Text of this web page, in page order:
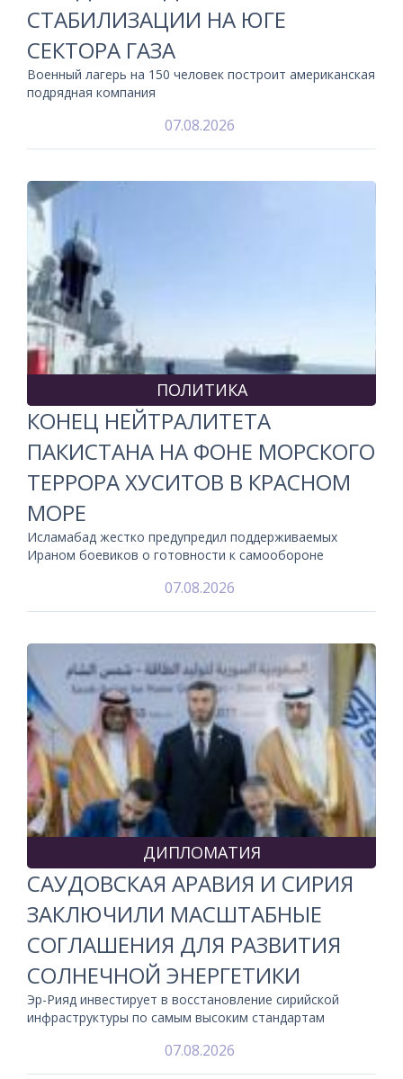
СТАБИЛИЗАЦИИ НА ЮГЕ
СЕКТОРА ГАЗА
Военный лагерь на 150 человек построит американская
подрядная компания
07.08.2026
ПОЛИТИКА
КОНЕЦ НЕЙТРАЛИТЕТА
ПАКИСТАНА НА ФОНЕ МОРСКОГО
ТЕРРОРА ХУСИТОВ В КРАСНОМ
МОРЕ
Исламабад жестко предупредил поддерживаемых
Ираном боевиков о готовности к самообороне
07.08.2026
ДИПЛОМАТИЯ
САУДОВСКАЯ АРАВИЯ И СИРИЯ
ЗАКЛЮЧИЛИ МАСШТАБНЫЕ
СОГЛАШЕНИЯ ДЛЯ РАЗВИТИЯ
СОЛНЕЧНОЙ ЭНЕРГЕТИКИ
Эр-Рияд инвестирует в восстановление сирийской
инфраструктуры по самым высоким стандартам
07.08.2026